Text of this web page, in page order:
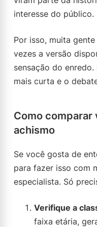
interesse do público.
Por isso, muita
vezes a versão
sensação do
mais curta e o
Como comparar
achismo
Se você gosta de
para fazer isso com
especialista. Só
Verifique a
faixa etária,